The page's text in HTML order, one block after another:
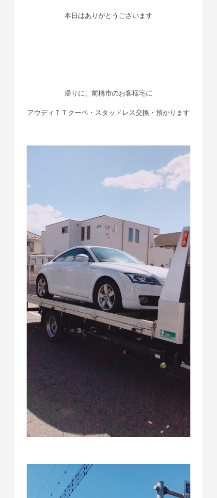
本日はありがとうございます
帰りに、前橋市のお客様宅に
アウディＴＴクーペ・スタッドレス交換・預かります